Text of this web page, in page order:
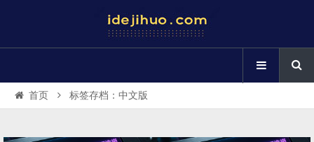
首页 标签存档：中文版